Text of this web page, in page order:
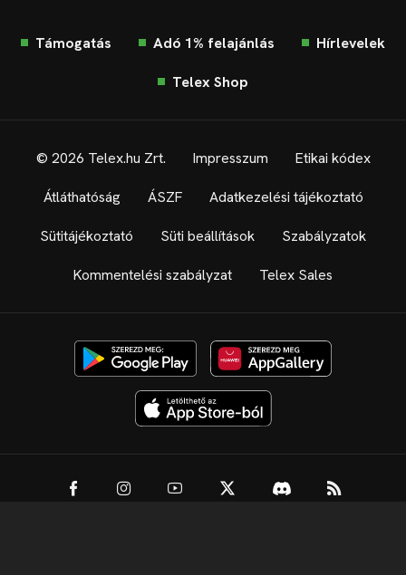
Támogatás Adó 1% felajánlás Hírlevelek
Telex Shop
© 2026 Telex.hu Zrt. Impresszum Etikai kódex
Átláthatóság ÁSZF Adatkezelési tájékoztató
Sütitájékoztató Süti beállítások Szabályzatok
Kommentelési szabályzat Telex Sales